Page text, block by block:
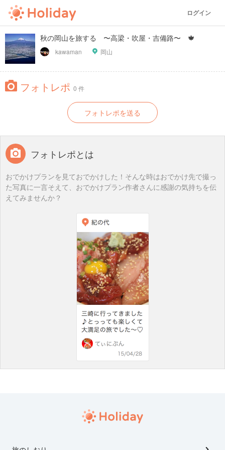
ログイン
秋の岡山を旅する 〜高梁・吹屋・吉備路〜 🍁
kawaman 岡山
フォトレポ 0 件
フォトレポを送る
フォトレポとは
おでかけプランを見ておでかけした！そんな時はおでかけ先で撮っ
た写真に一言そえて、おでかけプラン作者さんに感謝の気持ちを伝
えてみませんか？